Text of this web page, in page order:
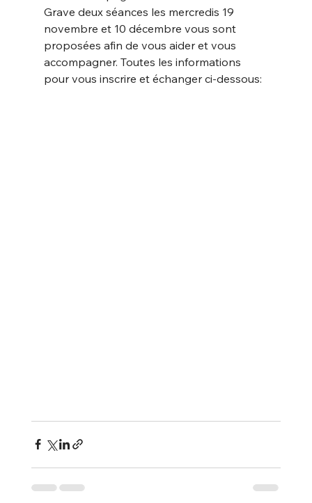
Grave deux séances les mercredis 19
novembre et 10 décembre vous sont
proposées afin de vous aider et vous
accompagner. Toutes les informations
pour vous inscrire et échanger ci-dessous: